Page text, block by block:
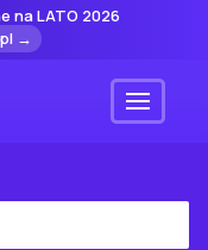
na LATO 2026
→
Menu